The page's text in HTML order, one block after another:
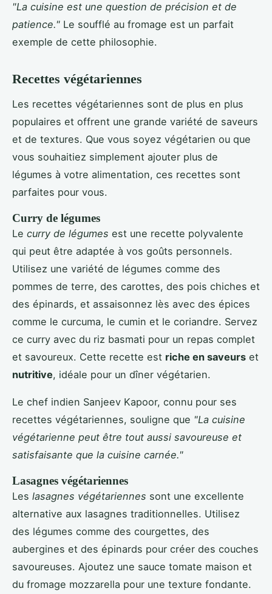
"La cuisine est une question de précision et de
patience." Le soufflé au fromage est un parfait
exemple de cette philosophie.
Recettes végétariennes
Les recettes végétariennes sont de plus en plus
populaires et offrent une grande variété de saveurs
et de textures. Que vous soyez végétarien ou que
vous souhaitiez simplement ajouter plus de
légumes à votre alimentation, ces recettes sont
parfaites pour vous.
Curry de légumes
Le curry de légumes est une recette polyvalente
qui peut être adaptée à vos goûts personnels.
Utilisez une variété de légumes comme des
pommes de terre, des carottes, des pois chiches et
des épinards, et assaisonnez lès avec des épices
comme le curcuma, le cumin et le coriandre. Servez
ce curry avec du riz basmati pour un repas complet
et savoureux. Cette recette est riche en saveurs et
nutritive, idéale pour un dîner végétarien.
Le chef indien Sanjeev Kapoor, connu pour ses
recettes végétariennes, souligne que "La cuisine
végétarienne peut être tout aussi savoureuse et
satisfaisante que la cuisine carnée."
Lasagnes végétariennes
Les lasagnes végétariennes sont une excellente
alternative aux lasagnes traditionnelles. Utilisez
des légumes comme des courgettes, des
aubergines et des épinards pour créer des couches
savoureuses. Ajoutez une sauce tomate maison et
du fromage mozzarella pour une texture fondante.